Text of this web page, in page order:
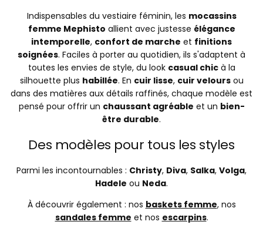
Indispensables du vestiaire féminin, les mocassins
femme Mephisto allient avec justesse élégance
intemporelle, confort de marche et finitions
soignées. Faciles à porter au quotidien, ils s'adaptent à
toutes les envies de style, du look casual chicà la
silhouette plus habillée. En cuir lisse, cuir veloursou
dans des matières aux détails raffinés, chaque modèle est
pensé pour offrir un chaussant agréable et un bien-
être durable.
Des modèles pour tous les styles
Parmi les incontournables : Christy, Diva, Salka, Volga,
Hadele ou Neda.
À découvrir également : nos baskets femme, nos
sandales femme et nos escarpins.